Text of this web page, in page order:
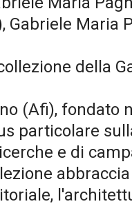
Gabriele Maria
della
(Afi), fondato
particolare
e di